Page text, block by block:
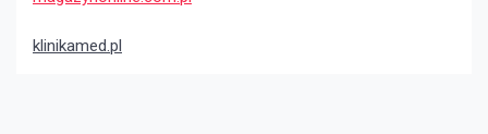
klinikamed.pl